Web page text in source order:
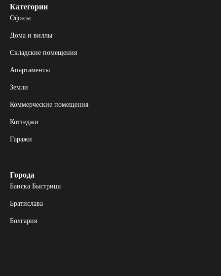
Категории
Офисы
Дома и виллы
Складские помещения
Апартаменты
Земли
Коммерческие помещения
Коттеджи
Гаражи
Города
Банска Быстрица
Братислава
Болгария